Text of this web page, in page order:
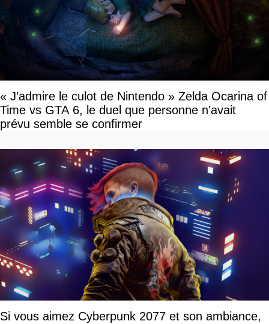
« J’admire le culot de Nintendo » Zelda Ocarina of
Time vs GTA 6, le duel que personne n'avait
prévu semble se confirmer
Si vous aimez Cyberpunk 2077 et son ambiance,